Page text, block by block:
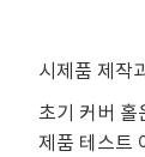
시제품 제작
초기 커버 홀
제품 테스트